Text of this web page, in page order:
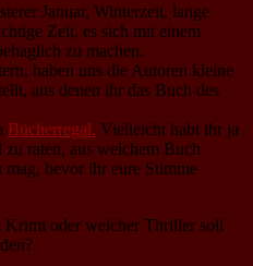
Januar, Winterzeit, lange
Zeit, es sich mit einem
zu machen.
haben uns die Autoren kleine
aus denen ihr das Buch des
Bücherregal. Vielleicht habt ihr ja
raten, aus welchem Buch
bevor ihr eure Stimme
Krimi oder welcher Thriller soll